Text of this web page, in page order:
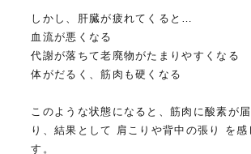
しかし、肝臓が疲れてくると…
血流が悪くなる
代謝が落ちて老廃物がたまりやすくなる
体がだるく、筋肉も硬くなる
このような状態になると、筋肉に酸素が
り、結果として 肩こりや背中の張り を感
す。